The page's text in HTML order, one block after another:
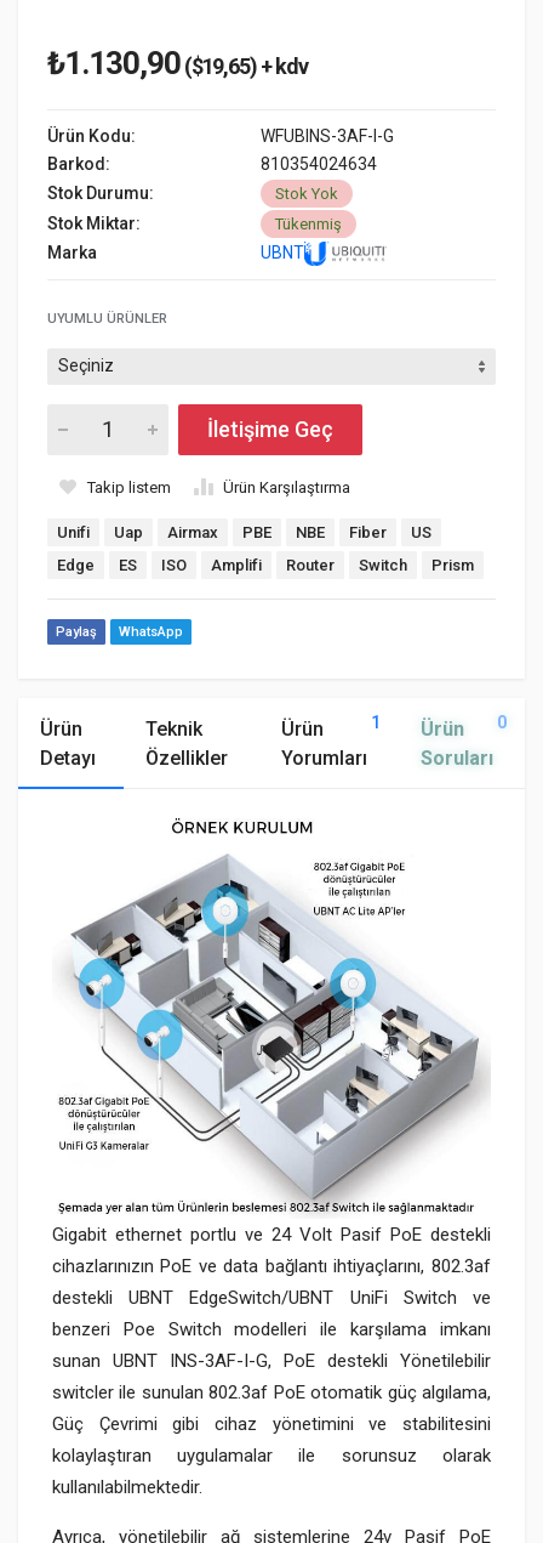
₺1.130,90($19,65) + kdv
Ürün Kodu:
WFUBINS-3AF-I-G
Barkod:
810354024634
Stok Durumu:
Stok Yok
Stok Miktar: Tükenmiş
Marka UBNT
UYUMLU ÜRÜNLER
İletişime Geç
Takip listem Ürün Karşılaştırma
Unifi Uap Airmax PBE NBE Fiber
US
Edge
ES ISO Amplifi Router Switch Prism
Paylaş WhatsApp
Ürün
Detayı
Teknik
Özellikler
Ürün
Yorumları
1
Ürün
Soruları
0
Gigabit ethernet portlu ve 24 Volt Pasif PoE destekli
cihazlarınızın PoE ve data bağlantı ihtiyaçlarını, 802.3af
destekli UBNT EdgeSwitch/UBNT UniFi Switch ve
benzeri Poe Switch modelleri ile karşılama imkanı
sunan UBNT INS-3AF-I-G, PoE destekli Yönetilebilir
switcler ile sunulan 802.3af PoE otomatik güç algılama,
Güç Çevrimi gibi cihaz yönetimini ve stabilitesini
kolaylaştıran uygulamalar ile sorunsuz olarak
kullanılabilmektedir.
Ayrıca, yönetilebilir ağ sistemlerine 24v Pasif PoE